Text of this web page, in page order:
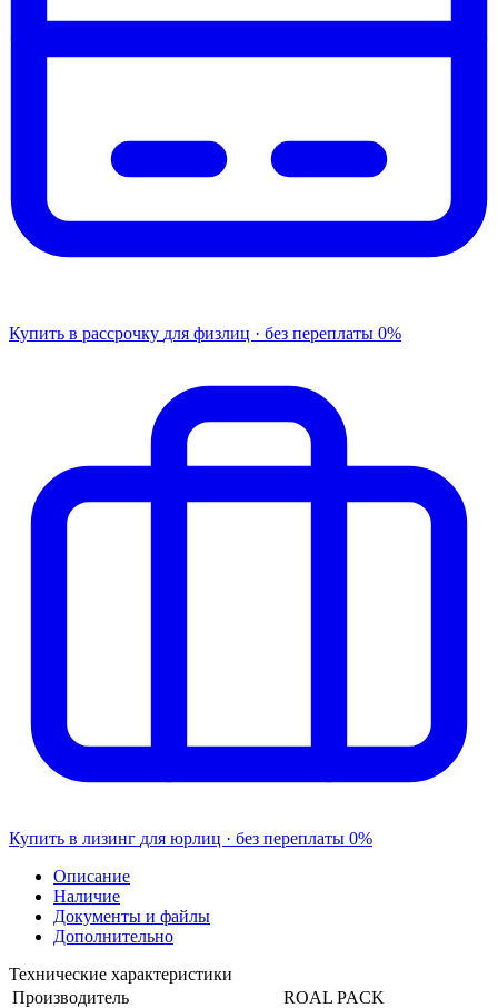
Купить в рассрочку для физлиц · без переплаты 0%
Купить в лизинг для юрлиц · без переплаты 0%
Описание
Наличие
Документы и файлы
Дополнительно
Технические характеристики
Производитель
ROAL PACK